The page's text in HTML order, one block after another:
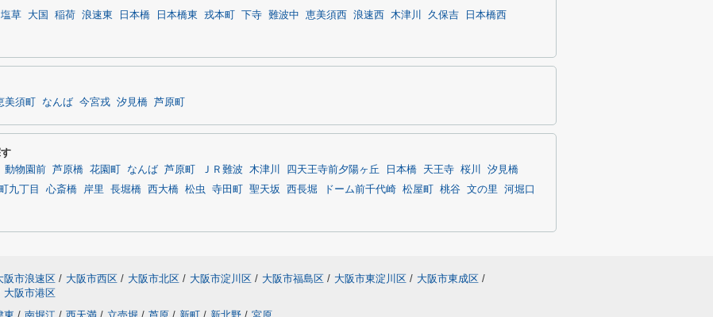
塩草 大国 稲荷 浪速東 日本橋 日本橋東 戎本町 下寺 難波中 恵美須西 浪速西 木津川 久保吉
日本橋西
美須町 なんば 今宮戎 汐見橋 芦原町
動物園前 芦原橋 花園町 なんば 芦原町 ＪＲ難波 木津川 四天王寺前夕陽ヶ丘 日本橋 天王寺 桜川
汐見橋
九丁目 心斎橋 岸里 長堀橋 西大橋 松虫 寺田町 聖天坂 西長堀 ドーム前千代崎 松屋町 桃谷 文の里
河堀口
阪市浪速区 / 大阪市西区 / 大阪市北区 / 大阪市淀川区 / 大阪市福島区 / 大阪市東淀川区 / 大阪市東成区 /
大阪市港区